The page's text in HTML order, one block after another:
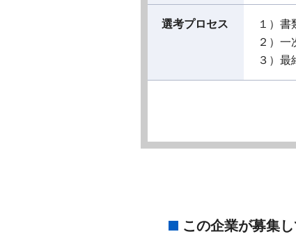
選考プロセス
１）書
２）一
３）最
この企業が募集